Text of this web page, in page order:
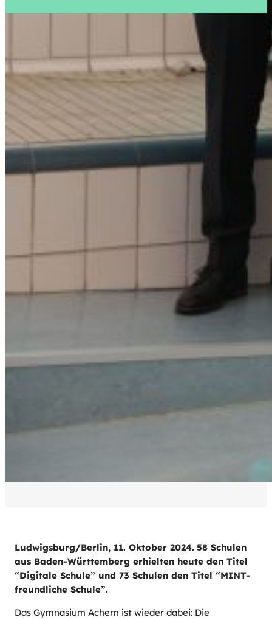
Ludwigsburg/Berlin, 11. Oktober 2024. 58 Schulen
aus Baden-Württemberg erhielten heute den Titel
“Digitale Schule” und 73 Schulen den Titel “MINT-
freundliche Schule”.
Das Gymnasium Achern ist wieder dabei: Die